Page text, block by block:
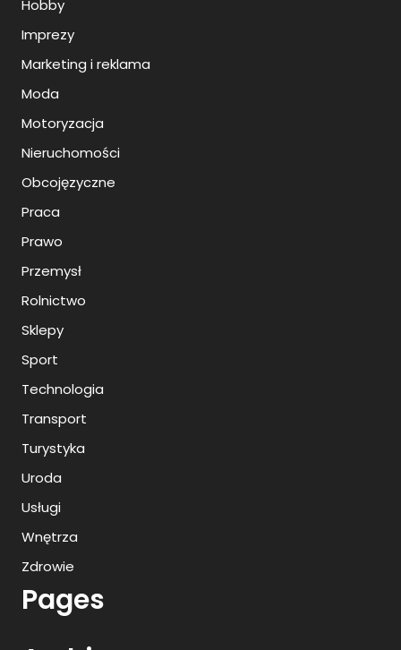
Hobby
Imprezy
Marketing i reklama
Moda
Motoryzacja
Nieruchomości
Obcojęzyczne
Praca
Prawo
Przemysł
Rolnictwo
Sklepy
Sport
Technologia
Transport
Turystyka
Uroda
Usługi
Wnętrza
Zdrowie
Pages